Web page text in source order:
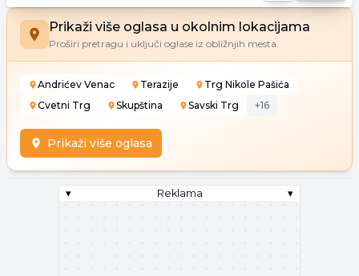
Prikaži više oglasa u okolnim lokacijama
Proširi pretragu i uključi oglase iz obližnjih mesta.
Andrićev Venac Terazije
Trg Nikole Pašića
Cvetni Trg
Skupština Savski Trg +16
Prikaži više oglasa
▾ Reklama ▾